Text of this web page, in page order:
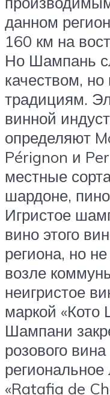
данном
160 км на
Но Шампань
качеством,
традициям.
винной
определяют
Pérignon и
местные
шардоне,
Игристое
вино этого
региона, но
возле
неигристое
маркой «Кото
Шампани
розового
«Ratafia de